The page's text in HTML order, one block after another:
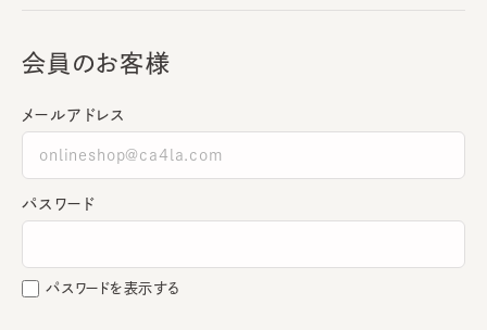
会員のお客様
メールアドレス
パスワード
パスワードを表示する